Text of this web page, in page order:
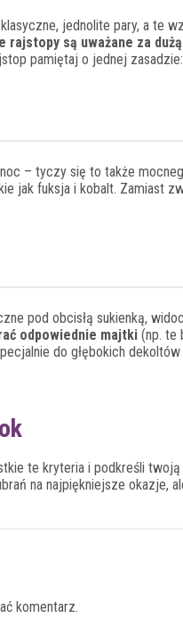
jednolite pary, a te
rajstopy są uważane za
pamiętaj o jednej
– tyczy się to także
jak fuksja i kobalt. Zamiast
pod obcisłą sukienką,
odpowiednie majtki (np. te
do głębokich
te kryteria i podkreśli
na najpiękniejsze okazje,
komentarz.